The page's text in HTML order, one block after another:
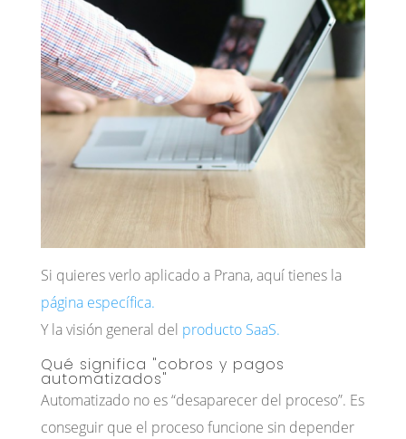
Si quieres verlo aplicado a Prana, aquí tienes la
página específica.
Y la visión general del producto SaaS.
Qué significa "cobros y pagos
automatizados"
Automatizado no es “desaparecer del proceso”. Es
conseguir que el proceso funcione sin depender